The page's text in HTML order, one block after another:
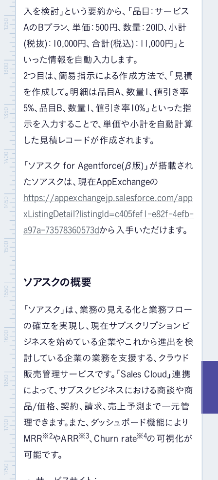
入を検討」という要約から、「品目：サービス
AのBプラン、単価：500円、数量：20ID、小計
(税抜)：10,000円、合計(税込)：11,000円」と
いった情報を自動入力します。
2つ目は、簡易指示による作成方法で、「見積
を作成して。明細は品目A、数量1、値引き率
5%、品目B、数量1、値引き率10%」といった指
示を入力することで、単価や小計を自動計算
した見積レコードが作成されます。
「ソアスク for Agentforce(β版)」が搭載され
たソアスクは、現在AppExchangeの
https://appexchangejp.salesforce.com/app
xListingDetail?listingId=c405fef1-e82f-4efb-
a97a-73578360573dから入手いただけます。
ソアスクの概要
「ソアスク」は、業務の見える化と業務フロー
の確立を実現し、現在サブスクリプションビ
ジネスを始めている企業やこれから進出を検
討している企業の業務を支援する、クラウド
販売管理サービスです。「Sales Cloud」連携
によって、サブスクビジネスにおける商談や商
品/価格、契約、請求、売上予測まで一元管
理できます。また、ダッシュボード機能により
MRR※2やARR※3、Churn rate※4の可視化が
可能です。